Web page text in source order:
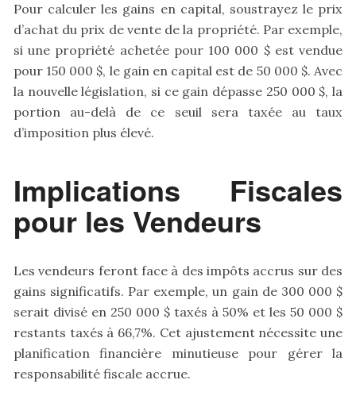
Pour calculer les gains en capital, soustrayez le prix
d’achat du prix de vente de la propriété. Par exemple,
si une propriété achetée pour 100 000 $ est vendue
pour 150 000 $, le gain en capital est de 50 000 $. Avec
la nouvelle législation, si ce gain dépasse 250 000 $, la
portion au-delà de ce seuil sera taxée au taux
d’imposition plus élevé.
Implications Fiscales
pour les Vendeurs
Les vendeurs feront face à des impôts accrus sur des
gains significatifs. Par exemple, un gain de 300 000 $
serait divisé en 250 000 $ taxés à 50% et les 50 000 $
restants taxés à 66,7%. Cet ajustement nécessite une
planification financière minutieuse pour gérer la
responsabilité fiscale accrue.